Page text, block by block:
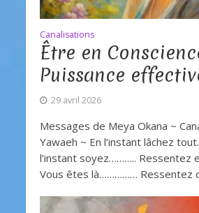
Canalisations
Être en
Puissance
29 avril 2026
Messages de Meya Okana ~
Yawaeh ~ En l’instant lâchez
l’instant soyez……….. Ressentez
Vous êtes là…………… Ressentez